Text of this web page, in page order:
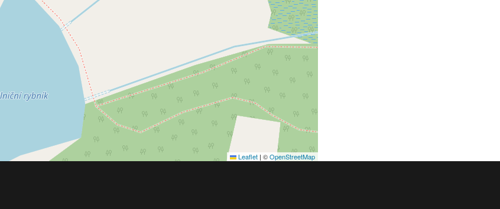
Leaflet | ©OpenStreetMap